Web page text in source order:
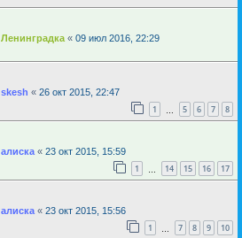
Ленинградка « 09 июл 2016, 22:29
skesh « 26 окт 2015, 22:47
1 5 6 7 8
алиска « 23 окт 2015, 15:59
1 14 15 16 17
алиска « 23 окт 2015, 15:56
1 7 8 9 10